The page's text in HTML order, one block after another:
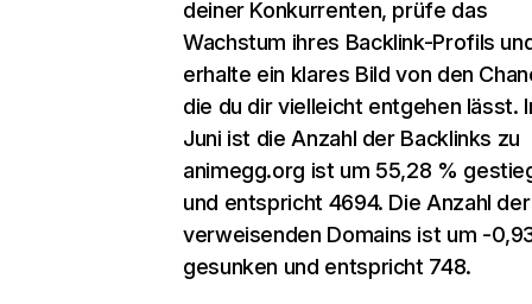
deiner Konkurrenten, prüfe das
Wachstum ihres Backlink-Profils
erhalte ein klares Bild von den
die du dir vielleicht entgehen lässt.
Juni ist die Anzahl der Backlinks zu
animegg.org ist um 55,28 %
und entspricht 4694. Die Anzahl der
verweisenden Domains ist um -
gesunken und entspricht 748.